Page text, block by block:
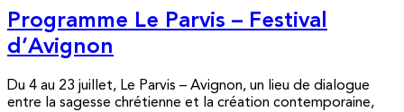
Programme Le Parvis – Festival
d’Avignon
Du 4 au 23 juillet, Le Parvis – Avignon, un lieu de dialogue
entre la sagesse chrétienne et la création contemporaine,